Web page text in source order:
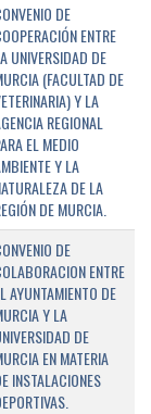
DE
ENTRE
UNIVERSIDAD DE
(FACULTAD DE
Y LA
REGIONAL
EL MEDIO
Y LA
DE LA
DE MURCIA.
DE
ENTRE
AYUNTAMIENTO DE
Y LA
DE
EN MATERIA
INSTALACIONES